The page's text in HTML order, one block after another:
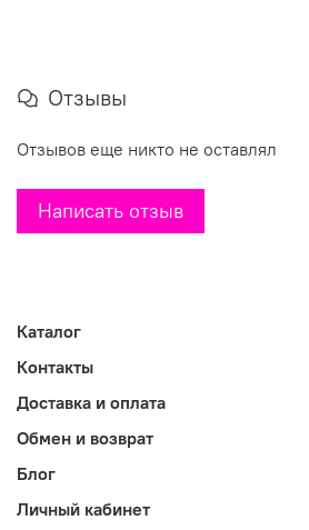
Отзывы
Отзывов еще никто не оставлял
Написать отзыв
Каталог
Контакты
Доставка и оплата
Обмен и возврат
Блог
Личный кабинет